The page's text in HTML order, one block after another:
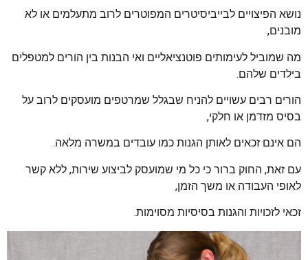
נושא הפיצויים לבייביסיטרים המפוטרים לרוב מתעלמים או לא
מובנים,
מה שמוביל לעימותים פוטנציאליים ואי הבנות בין הורים למטפלים
בילדים שלהם.
הורים רבים עשויים להניח שבגלל שמרטפים מועסקים לרוב על
בסיס מזדמן או חלקי,
הם אינם זכאים לאותן הגנות כמו עובדים במשרה מלאה.
עם זאת, החוק ברור כי כל מי שמועסק לביצוע שירות, ללא קשר
לאופי העבודה או משך הזמן,
זכאי לזכויות והגנות בסיסיות מסוימות.